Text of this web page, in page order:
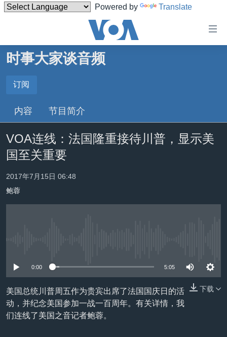
Powered by Translate
碍
到
内
容
跳
转
主页
美国
台湾
港澳
国际
最新国际新闻
印太
美洲
全球议题
分类新闻
经济·金融·贸易
劳工
美中关系
美中关系
美国建国250周年
埃博拉疫情
美国之音专访
中文广播
关注我们
时事大家谈音频
订阅
Spotify
订阅
内容 节目简介
VOA连线：法国隆重接待川普，显示美
国至关重要
2017年7月15日 06:48
鲍蓉
0:00 5:05
下载
美国总统川普周五作为贵宾出席了法国国庆日的活
动，并纪念美国参加一战一百周年。有关详情，我
们连线了美国之音记者鲍蓉。